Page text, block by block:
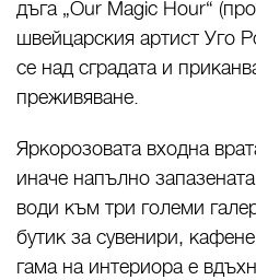
дъга „Our Magic Hour“
швейцарския артист Уго
се над сградата и
преживяване.
Яркорозовата входна
иначе напълно
води към три големи
бутик за сувенири,
гама на интериора е